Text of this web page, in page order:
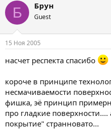
Б Брун
Guest
15 Ноя 2005
насчет респекта спасибо
короче в принципе
несмачиваемости
фишка, эё принцип
про гладкие
покрытие" странновато...